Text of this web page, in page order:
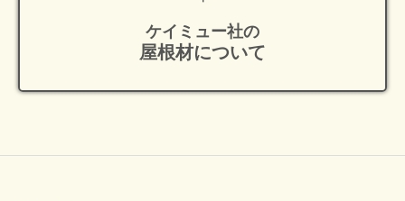
ケイミュー社の
屋根材について